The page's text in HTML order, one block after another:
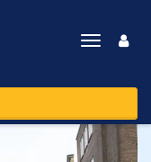
Toggle